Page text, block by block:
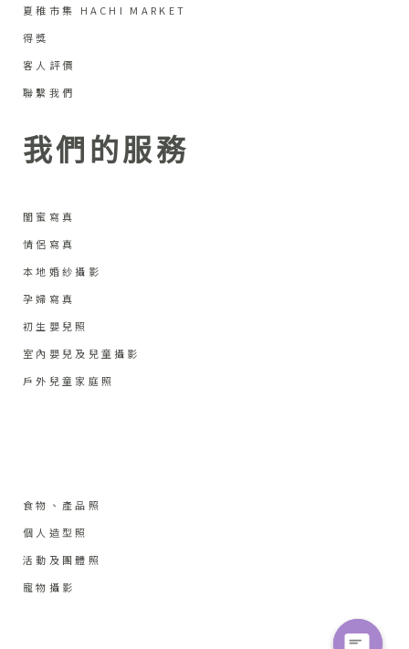
夏稚市集 HACHI MARKET
得獎
客人評價
聯繫我們
我們的服務
閨蜜寫真
情侶寫真
本地婚紗攝影
孕婦寫真
初生嬰兒照
室內嬰兒及兒童攝影
戶外兒童家庭照
食物、產品照
個人造型照
活動及團體照
寵物攝影